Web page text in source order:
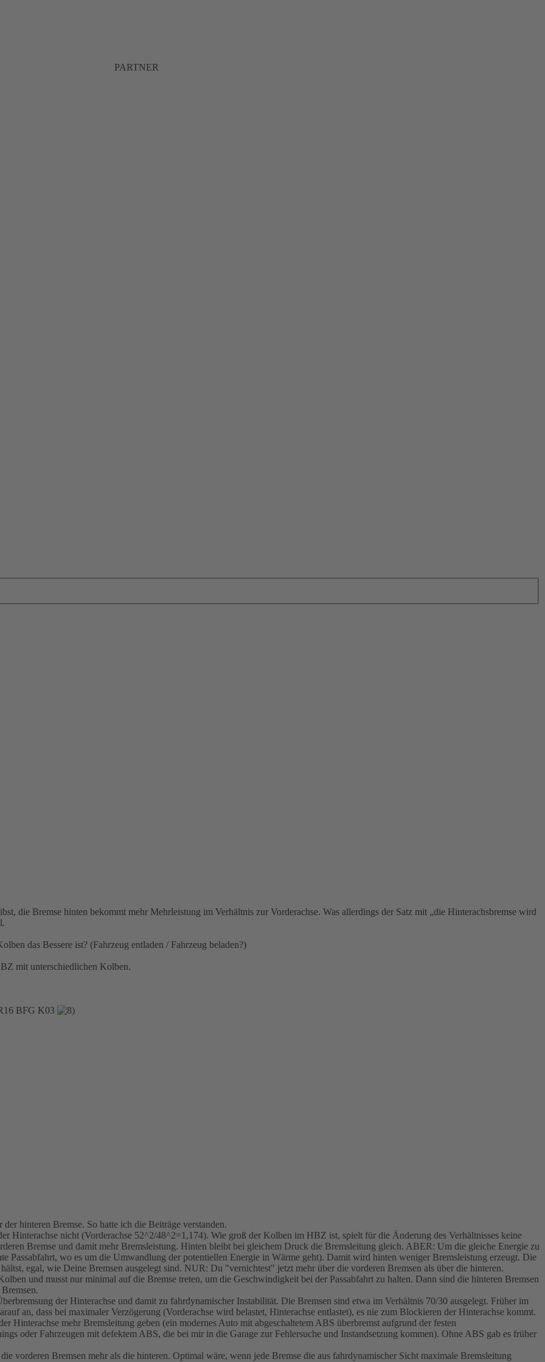
PARTNER
die Bremse hinten bekommt mehr Mehrleistung im Verhältnis zur Vorderachse. Was allerdings der Satz mit „die Hinterachsbremse wird
das Bessere ist? (Fahrzeug entladen / Fahrzeug beladen?)
mit unterschiedlichen Kolben.
BFG K03
hinteren Bremse. So hatte ich die Beiträge verstanden.
Hinterachse nicht (Vorderachse 52^2/48^2=1,174). Wie groß der Kolben im HBZ ist, spielt für die Änderung des Verhältnisses keine
Bremse und damit mehr Bremsleistung. Hinten bleibt bei gleichem Druck die Bremsleitung gleich. ABER: Um die gleiche Energie zu
Passabfahrt, wo es um die Umwandlung der potentiellen Energie in Wärme geht). Damit wird hinten weniger Bremsleistung erzeugt. Die
egal, wie Deine Bremsen ausgelegt sind. NUR: Du "vernichtest" jetzt mehr über die vorderen Bremsen als über die hinteren.
und musst nur minimal auf die Bremse treten, um die Geschwindigkeit bei der Passabfahrt zu halten. Dann sind die hinteren Bremsen
der Hinterachse und damit zu fahrdynamischer Instabilität. Die Bremsen sind etwa im Verhältnis 70/30 ausgelegt. Früher im
an, dass bei maximaler Verzögerung (Vorderachse wird belastet, Hinterachse entlastet), es nie zum Blockieren der Hinterachse kommt.
mehr Bremsleitung geben (ein modernes Auto mit abgeschaltetem ABS überbremst aufgrund der festen
oder Fahrzeugen mit defektem ABS, die bei mir in die Garage zur Fehlersuche und Instandsetzung kommen). Ohne ABS gab es früher
vorderen Bremsen mehr als die hinteren. Optimal wäre, wenn jede Bremse die aus fahrdynamischer Sicht maximale Bremsleitung